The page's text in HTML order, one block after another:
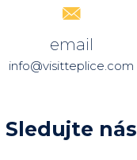
email
info@visitteplice.com
Sledujte nás